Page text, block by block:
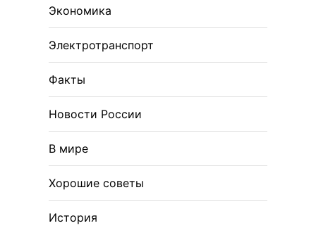
Экономика
Электротранспорт
Факты
Новости России
В мире
Хорошие советы
История